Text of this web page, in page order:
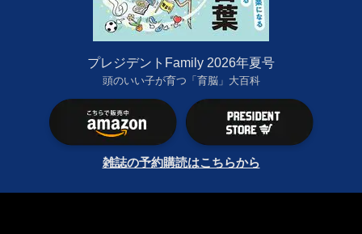
プレジデントFamily 2026年夏号
頭のいい子が育つ「育脳」大百科
雑誌の予約購読はこちらから